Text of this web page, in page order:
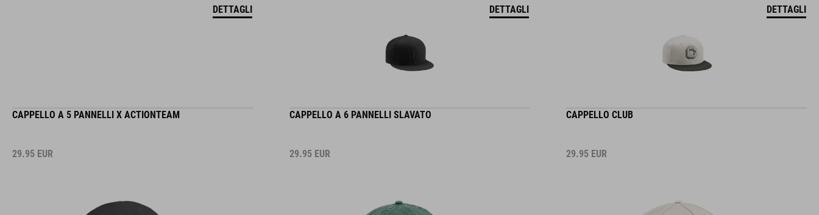
DETTAGLI DETTAGLI DETTAGLI
CAPPELLO A 5 PANNELLI X ACTIONTEAM
29.95 EUR
CAPPELLO A 6 PANNELLI SLAVATO
29.95 EUR
CAPPELLO CLUB
29.95 EUR